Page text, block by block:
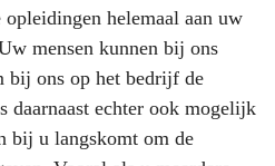
helemaal aan uw
mensen kunnen bij ons
bij ons op het bedrijf de
daarnaast echter ook mogelijk
bij u langskomt om de